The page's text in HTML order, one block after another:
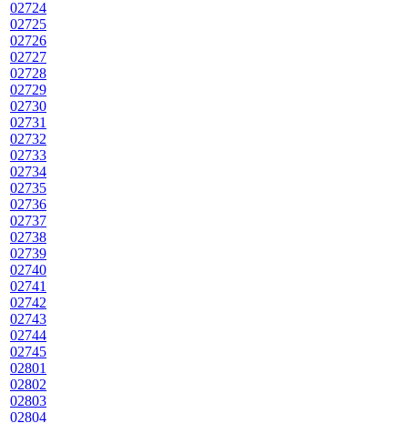
02724
02725
02726
02727
02728
02729
02730
02731
02732
02733
02734
02735
02736
02737
02738
02739
02740
02741
02742
02743
02744
02745
02801
02802
02803
02804